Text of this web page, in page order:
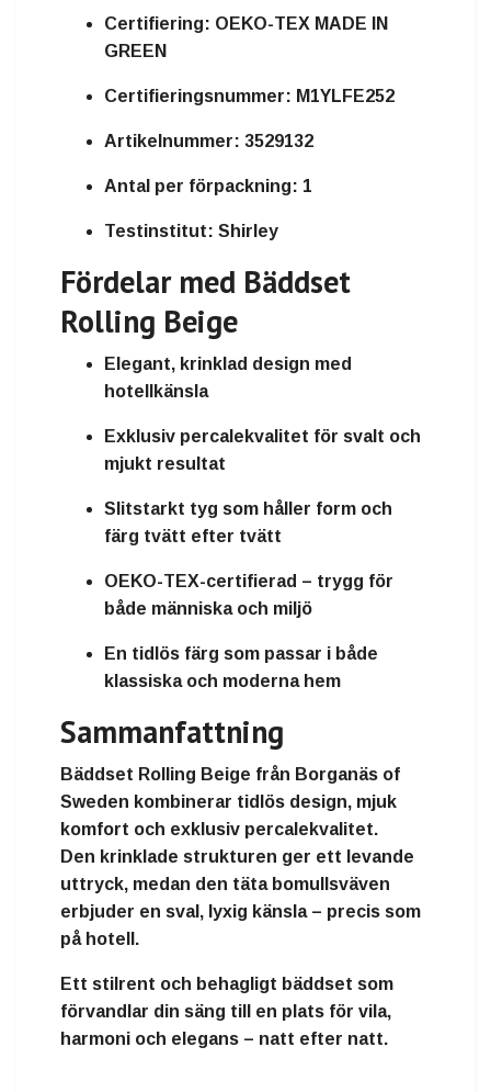
Certifiering: OEKO-TEX MADE IN
GREEN
Certifieringsnummer: M1YLFE252
Artikelnummer: 3529132
Antal per förpackning: 1
Testinstitut: Shirley
Fördelar med Bäddset
Rolling Beige
Elegant, krinklad design med
hotellkänsla
Exklusiv percalekvalitet för svalt och
mjukt resultat
Slitstarkt tyg som håller form och
färg tvätt efter tvätt
OEKO-TEX-certifierad – trygg för
både människa och miljö
En tidlös färg som passar i både
klassiska och moderna hem
Sammanfattning
Bäddset Rolling Beige från Borganäs of
Sweden kombinerar tidlös design, mjuk
komfort och exklusiv percalekvalitet.
Den krinklade strukturen ger ett levande
uttryck, medan den täta bomullsväven
erbjuder en sval, lyxig känsla – precis som
på hotell .
Ett stilrent och behagligt bäddset som
förvandlar din säng till en plats för vila,
harmoni och elegans – natt efter natt.